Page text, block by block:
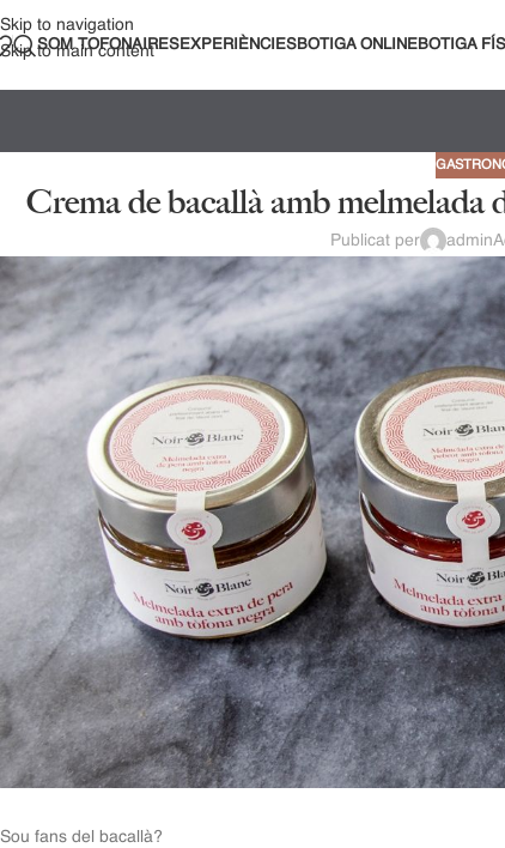
Skip to navigation
Skip to main content
SOM TOFONAIRESEXPERIÈNCIESBOTIGA ONLINEBOTIGA
Crema de bacallà amb
Publicat per admin
Sou fans del bacallà?